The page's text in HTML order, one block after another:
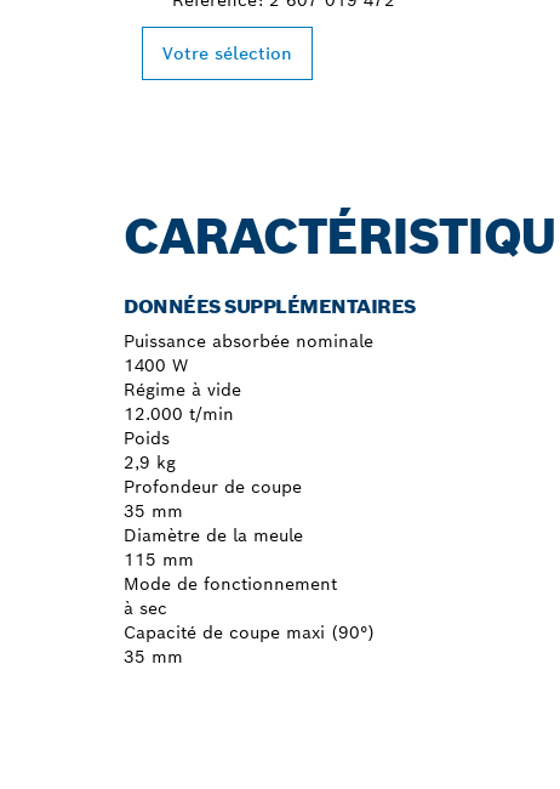
Votre sélection
DONNÉES SUPPLÉMENTAIRES
Puissance absorbée nominale
1400 W
Régime à vide
12.000 t/min
Poids
2,9 kg
Profondeur de coupe
35 mm
Diamètre de la meule
115 mm
Mode de fonctionnement
à sec
Capacité de coupe maxi (90°)
35 mm